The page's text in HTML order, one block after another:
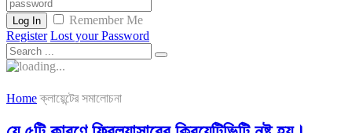
Log In
Remember Me
Register Lost your Password
Home ক্লায়েন্টের সমালোচনা